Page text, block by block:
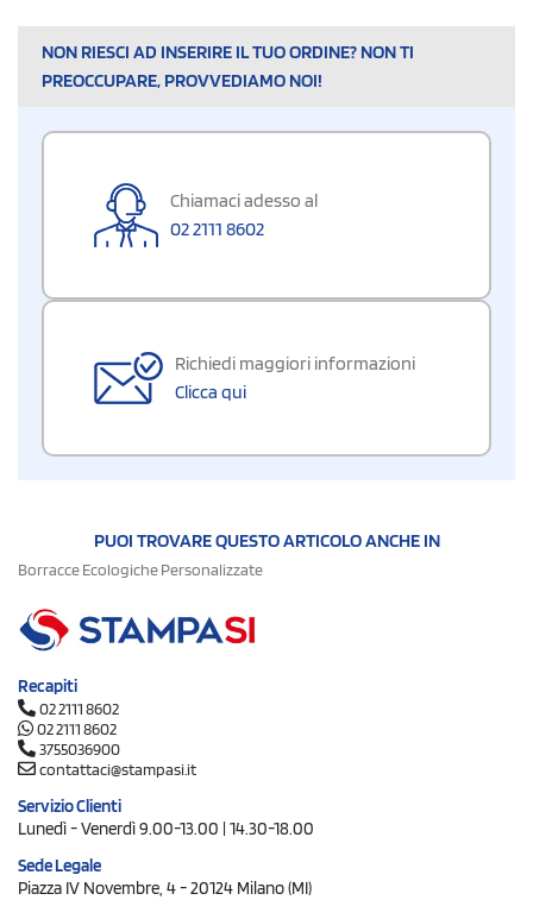
NON RIESCI AD INSERIRE IL TUO ORDINE? NON TI
PREOCCUPARE, PROVVEDIAMO NOI!
Chiamaci adesso al
02 2111 8602
Richiedi maggiori informazioni
Clicca qui
PUOI TROVARE QUESTO ARTICOLO ANCHE IN
Borracce Ecologiche Personalizzate
Recapiti
02 2111 8602
02 2111 8602
3755036900
contattaci@stampasi.it
Servizio Clienti
Lunedì - Venerdì 9.00-13.00 | 14.30-18.00
Sede Legale
Piazza IV Novembre, 4 - 20124 Milano (MI)